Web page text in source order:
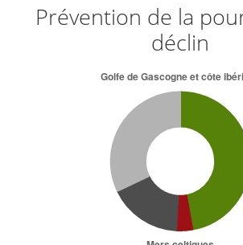
Prévention de la
déclin